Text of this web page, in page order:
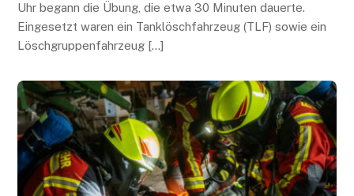
Uhr begann die Übung, die etwa 30 Minuten dauerte.
Eingesetzt waren ein Tanklöschfahrzeug (TLF) sowie ein
Löschgruppenfahrzeug […]